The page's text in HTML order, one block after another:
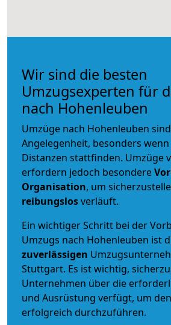
Wir sind die besten
Umzugsexperten für
nach Hohenleuben
Umzüge nach Hohenleuben
Angelegenheit, besonders
Distanzen stattfinden. Umzüge
erfordern jedoch besondere
Organisation, um
reibungslosverläuft.
Ein wichtiger Schritt bei der
Umzugs nach Hohenleuben ist
zuverlässigen
Stuttgart. Es ist wichtig,
Unternehmen über die
und Ausrüstung verfügt, um
erfolgreich durchzuführen.